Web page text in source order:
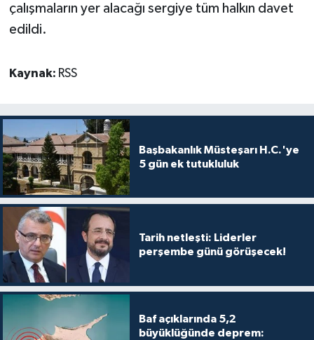
çalışmaların yer alacağı sergiye tüm halkın davet
edildi.
Kaynak: RSS
Başbakanlık Müsteşarı H.C.'ye
5 gün ek tutukluluk
Tarih netleşti: Liderler
perşembe günü görüşecek!
Baf açıklarında 5,2
büyüklüğünde deprem:
SPOR
TEKNOLOJİ
TİCARET
YAŞAM